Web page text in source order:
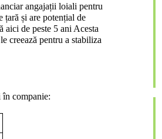
angajații loiali pentru
țară și are potențial de
aici de peste 5 ani Acesta
creează pentru a stabiliza
în companie: